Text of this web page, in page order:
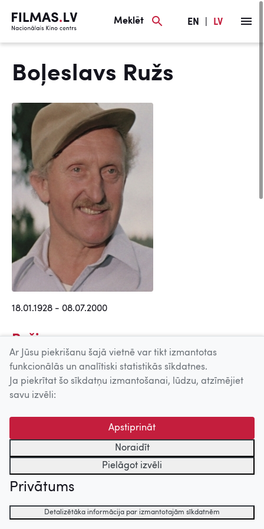
Meklēt EN LV
Boļeslavs Ružs
18.01.1928 - 08.07.2000
Režisors
Dunduriņš (1974)
Otrais režisors
Svešs gadījums (1985)
Svešās kaislības (1983)
Limuzīns Jāņu nakts krāsā (1981)
Atcerēties vai aizmirst (1981)
Nepabeigtās vakariņas (1979)
Ar Jūsu piekrišanu šajā vietnē var tikt izmantotas
funkcionālās un analītiski statistikās sīkdatnes.
Ja piekrītat šo sīkdatņu izmantošanai, lūdzu, atzīmējiet
savu izvēli:
Apstiprināt
Noraidīt
Pielāgot izvēli
Privātums
Detalizētāka informācija par izmantotajām sīkdatnēm